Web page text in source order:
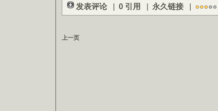
发表评论 | 0 引用 | 永久链接 |
上一页